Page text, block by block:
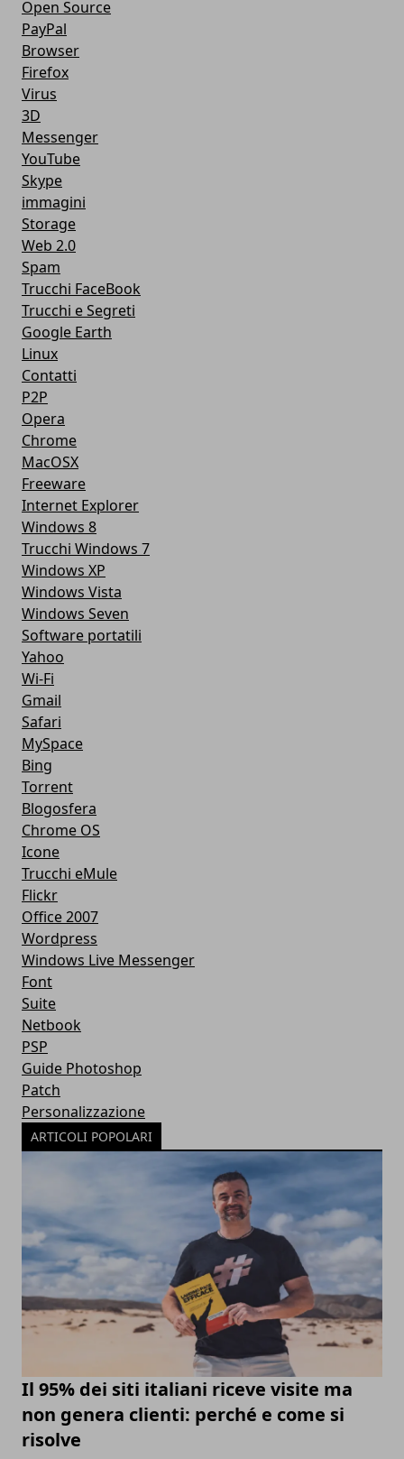
Open Source
PayPal
Browser
Firefox
Virus
3D
Messenger
YouTube
Skype
immagini
Storage
Web 2.0
Spam
Trucchi FaceBook
Trucchi e Segreti
Google Earth
Linux
Contatti
P2P
Opera
Chrome
MacOSX
Freeware
Internet Explorer
Windows 8
Trucchi Windows 7
Windows XP
Windows Vista
Windows Seven
Software portatili
Yahoo
Wi-Fi
Gmail
Safari
MySpace
Bing
Torrent
Blogosfera
Chrome OS
Icone
Trucchi eMule
Flickr
Office 2007
Wordpress
Windows Live Messenger
Font
Suite
Netbook
PSP
Guide Photoshop
Patch
Personalizzazione
ARTICOLI POPOLARI
Il 95% dei siti italiani riceve visite ma
non genera clienti: perché e come si
risolve